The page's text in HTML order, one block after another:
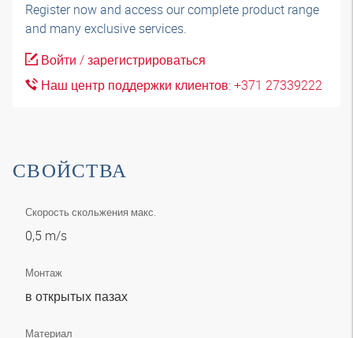
Register now and access our complete product range
and many exclusive services.
Войти / зарегистрироваться
Наш центр поддержки клиентов: +371 27339222
СВОЙСТВА
Скорость скольжения макс.
0,5 m/s
Монтаж
в открытых пазах
Материал